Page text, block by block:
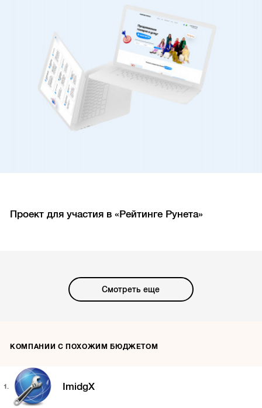
Проект для участия в «Рейтинге Рунета»
Смотреть еще
КОМПАНИИ С ПОХОЖИМ БЮДЖЕТОМ
1. ImidgX